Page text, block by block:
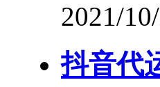
2021/
抖音代